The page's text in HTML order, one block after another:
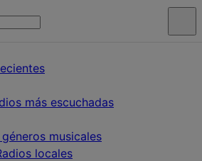
más escuchadas
géneros musicales
locales